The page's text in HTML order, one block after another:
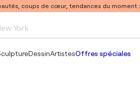
coups de cœur, tendances du moment :
York
DessinArtistesOffres spéciales